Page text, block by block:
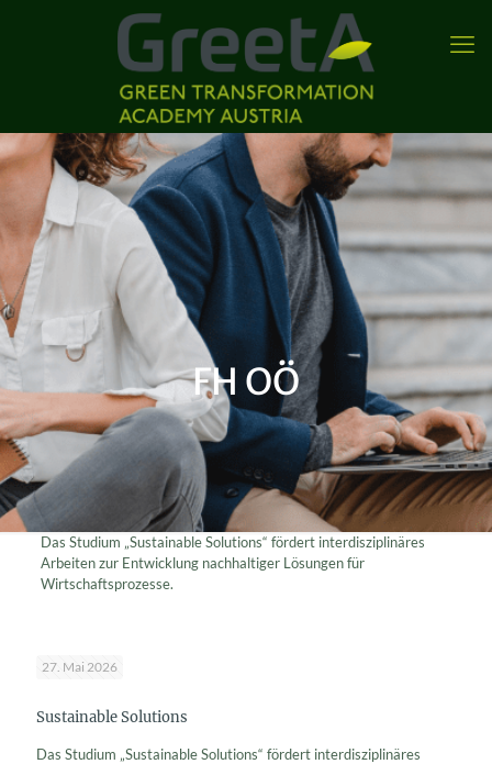
FH OÖ
Das Studium „Sustainable Solutions“ fördert interdisziplinäres
Arbeiten zur Entwicklung nachhaltiger Lösungen für
Wirtschaftsprozesse.
27. Mai 2026
Sustainable Solutions
Das Studium „Sustainable Solutions“ fördert interdisziplinäres